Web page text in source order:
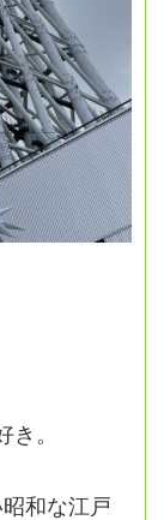
。
和な江戸